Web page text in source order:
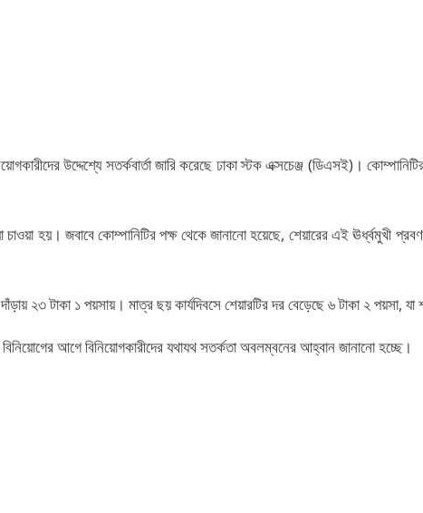
উদ্দেশ্যে সতর্কবার্তা জারি করেছে ঢাকা স্টক এক্সচেঞ্জ (ডিএসই)।
হয়। জবাবে কোম্পানিটির পক্ষ থেকে জানানো হয়েছে, শেয়ারের এই ঊর্ধ্বমুখী
২৩ টাকা ১ পয়সায়। মাত্র ছয় কার্যদিবসে শেয়ারটির দর বেড়েছে ৬ টাকা ২ পয়সা, যা
আগে বিনিয়োগকারীদের যথাযথ সতর্কতা অবলম্বনের আহ্বান জানানো হচ্ছে।